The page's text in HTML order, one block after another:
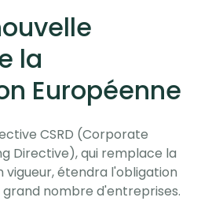
la
Européenne
CSRD (Corporate
Directive), qui remplace la
vigueur, étendra l'obligation
nombre d'entreprises.